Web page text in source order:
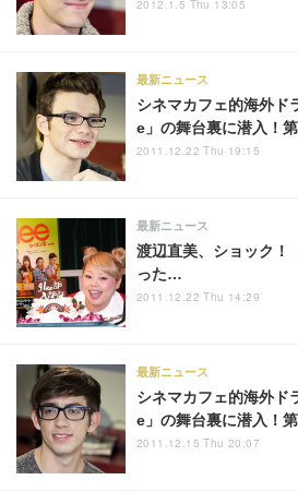
2012.1.5 Thu 13:05
シネマカフェ的海外
e」の舞台裏に潜入！
最新ニュース
2011.12.22 Thu 19:15
渡辺直美、ショック
った…
最新ニュース
2011.12.22 Thu 14:29
シネマカフェ的海外
e」の舞台裏に潜入！
最新ニュース
2011.12.15 Thu 20:07